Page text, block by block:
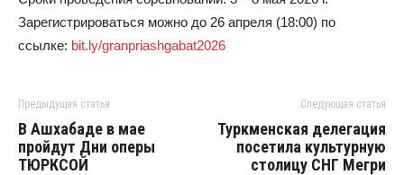
Зарегистрироваться можно до 26 апреля (18:00) по
ссылке: bit.ly/granpriashgabat2026
Предыдущая статья
В Ашхабаде в мае
пройдут Дни оперы
ТЮРКСОЙ
Следующая статья
Туркменская делегация
посетила культурную
столицу СНГ Мегри